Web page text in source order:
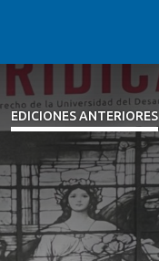
EDICIONES ANTERIORES